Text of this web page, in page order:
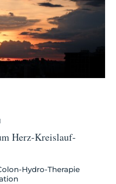
Herz-Kreislauf-
Hydro-Therapie